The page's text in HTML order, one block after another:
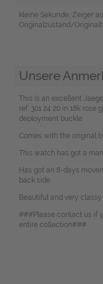
kleine Sekunde, Zeiger
Originalzustand/
Unsere
This is an excellent
ref. 301 24 20 in 18k rose
deployment buckle.
Comes with the original
This watch has got a
Has got an 8-days
back side.
Beautiful and very
###Please contact us if
entire collection###